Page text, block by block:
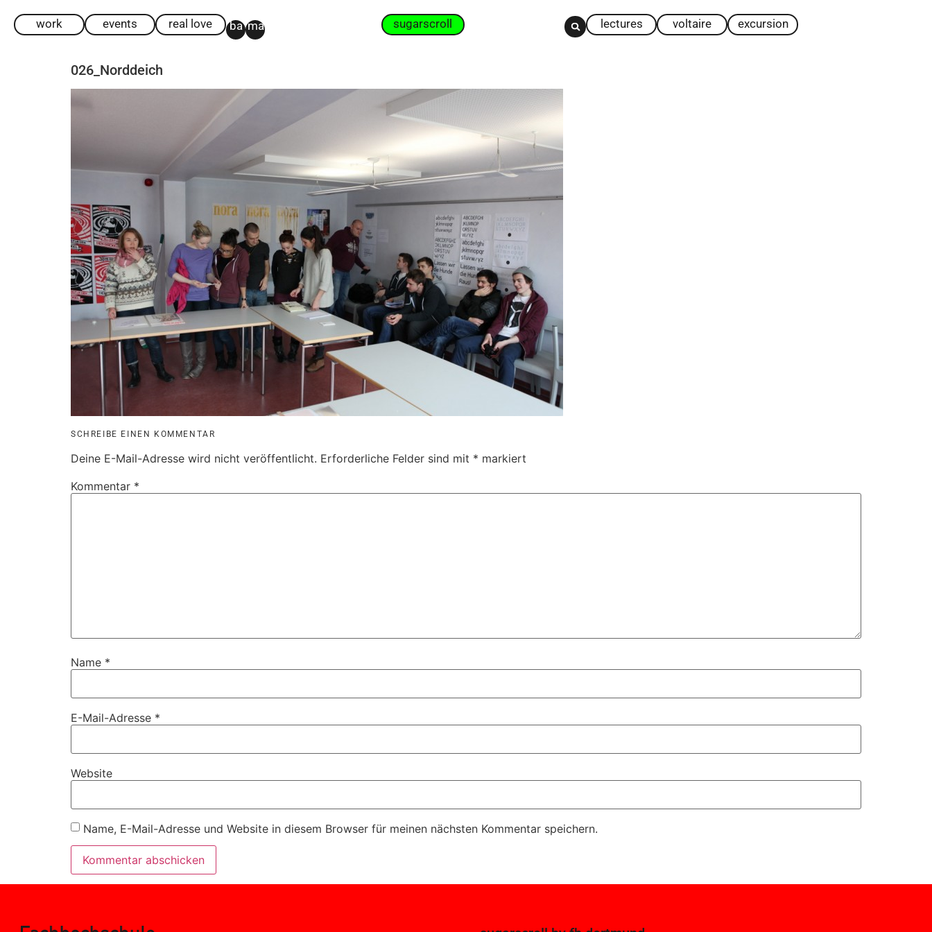
work events real love ba ma sugarscroll lectures voltaire excursion
026_Norddeich
SCHREIBE EINEN KOMMENTAR
Deine E-Mail-Adresse wird nicht veröffentlicht. Erforderliche Felder sind mit * markiert
Kommentar *
Name *
E-Mail-Adresse *
Website
Name, E-Mail-Adresse und Website in diesem Browser für meinen nächsten Kommentar speichern.